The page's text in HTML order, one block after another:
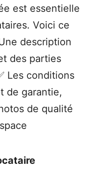
est essentielle
Voici ce
description
des parties
Les conditions
de garantie,
de qualité